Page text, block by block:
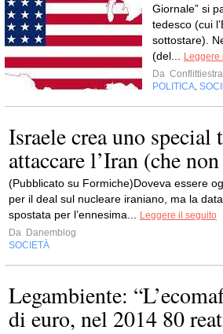
Giornale” si
tedesco (cui
sottostare).
(del...
Leggere
Da
POLITICA
Israele crea uno special
attaccare l’Iran (che
(Pubblicato su Formiche)Doveva essere
per il deal sul nucleare iraniano, ma la
spostata per l’ennesima...
Leggere il seguito
Da Danemblog
SOCIETÀ
Legambiente:
di euro, nel 2014 80